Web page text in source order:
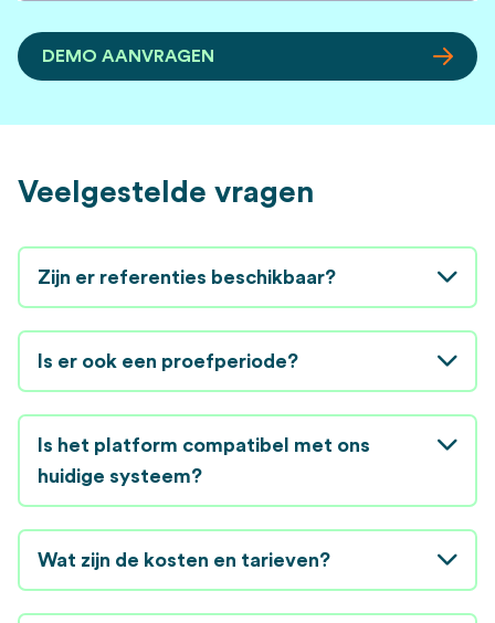
DEMO AANVRAGEN
Veelgestelde vragen
Zijn er referenties beschikbaar?
Is er ook een proefperiode?
Is het platform compatibel met ons
huidige systeem?
Wat zijn de kosten en tarieven?